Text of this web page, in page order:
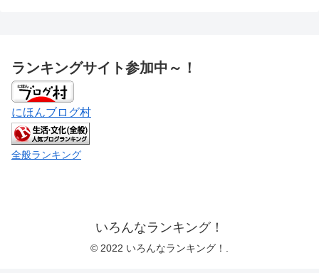
ランキングサイト参加中～！
にほんブログ村
全般ランキング
いろんなランキング！
© 2022 いろんなランキング！.